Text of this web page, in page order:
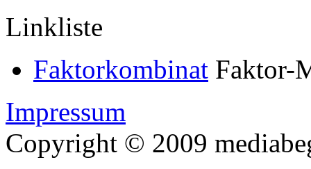
Linkliste
Faktorkombinat Faktor-
Impressum
Copyright © 2009